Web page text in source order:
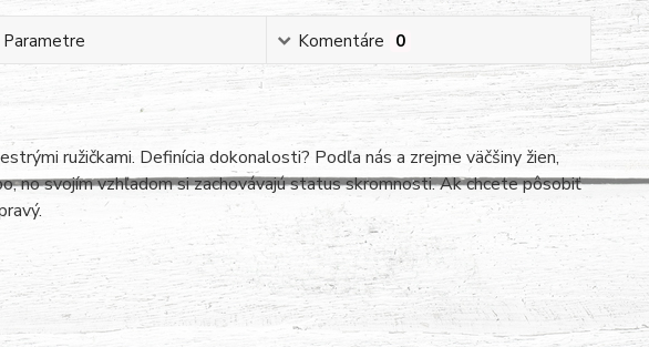
Parametre Komentáre 0
ružičkami. Definícia dokonalosti? Podľa nás a zrejme väčšiny žien,
no svojím vzhľadom si zachovávajú status skromnosti. Ak chcete pôsobiť